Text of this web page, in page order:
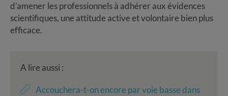
d’amener les professionnels à adhérer aux évidences
scientifiques, une attitude active et volontaire bien plus
efficace.
A lire aussi :
Accouchera-t-on encore par voie basse dans